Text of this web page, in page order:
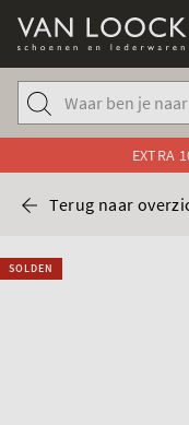
EXTRA
Terug naar
SOLDEN